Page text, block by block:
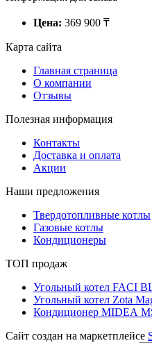
Цена: 369 900 ₸
Карта сайта
Главная страница
О компании
Отзывы
Полезная информация
Контакты
Доставка и оплата
Акции
Наши предложения
Твердотопливные котлы
Газовые котлы
Кондиционеры
ТОП продаж
Угольный котел FACI
Угольный котел Zota
Кондиционер MIDEA
Сайт создан на маркетплейсе